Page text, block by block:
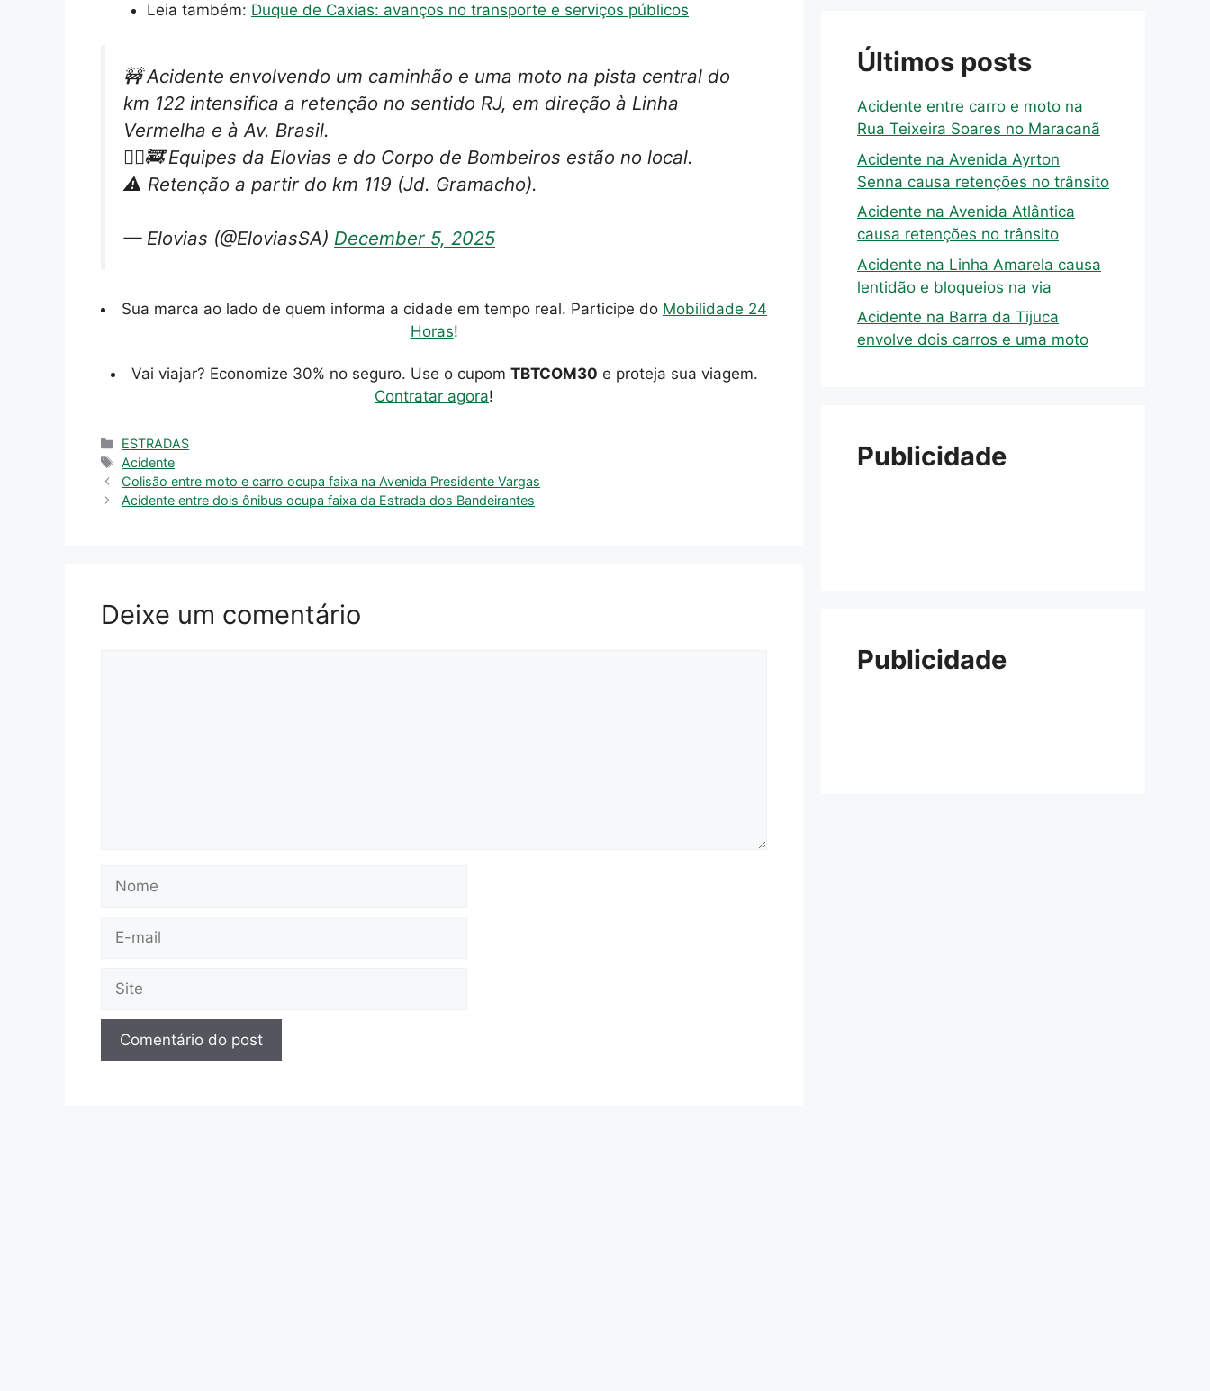
Leia também: Duque de Caxias: avanços no transporte e serviços públicos
🚧 Acidente envolvendo um caminhão e uma moto na pista central do
km 122 intensifica a retenção no sentido RJ, em direção à Linha
Vermelha e à Av. Brasil.
👷‍♂️🚒 Equipes da Elovias e do Corpo de Bombeiros estão no local.
⚠️ Retenção a partir do km 119 (Jd. Gramacho).
— Elovias (@EloviasSA) December 5, 2025
Sua marca ao lado de quem informa a cidade em tempo real. Participe do Mobilidade 24
Horas!
Vai viajar? Economize 30% no seguro. Use o cupom TBTCOM30 e proteja sua viagem.
Contratar agora!
Categorias
ESTRADAS
Tags
Acidente
Colisão entre moto e carro ocupa faixa na Avenida Presidente Vargas
Acidente entre dois ônibus ocupa faixa da Estrada dos Bandeirantes
Deixe um comentário
mail
Últimos posts
Acidente entre carro e moto na
Rua Teixeira Soares no Maracanã
Acidente na Avenida Ayrton
Senna causa retenções no trânsito
Acidente na Avenida Atlântica
causa retenções no trânsito
Acidente na Linha Amarela causa
lentidão e bloqueios na via
Acidente na Barra da Tijuca
envolve dois carros e uma moto
Publicidade
Publicidade